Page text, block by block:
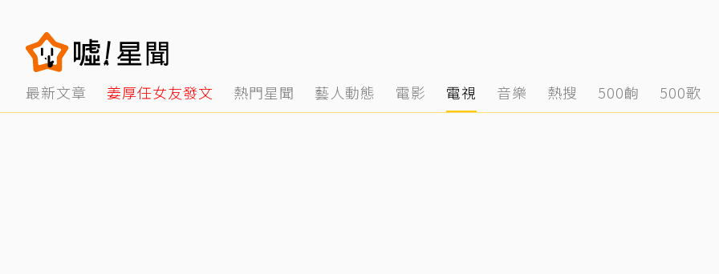
最新文章 姜厚任女友發文 熱門星聞 藝人動態 電影 電視 音樂 熱搜 500齣 500歌